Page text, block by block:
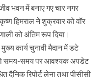
भवन में बनाए गए चार नगर
हिमराल ने शुक्रवार को वॉर
को अंतिम रूप दिया।
कार्य चुनावी मैदान में डटे
को समय-समय पर आवश्यक अपडेट
दैनिक रिपोर्ट लेना तथा पीसीसी